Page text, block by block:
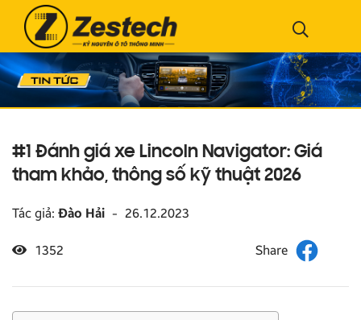
#1 Đánh giá xe Lincoln Navigator: Giá
tham khảo, thông số kỹ thuật 2026
Tác giả: Đào Hải - 26.12.2023
1352